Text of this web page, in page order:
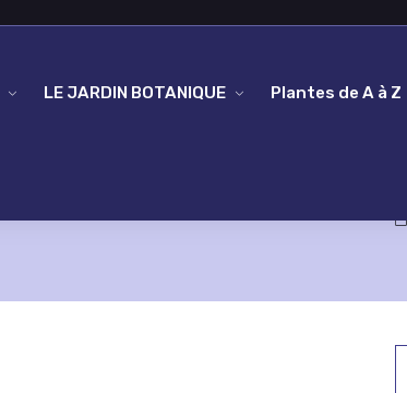
LE JARDIN BOTANIQUE Plantes de A à Z